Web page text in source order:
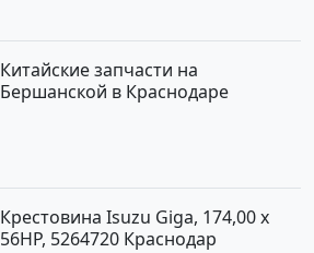
Китайские запчасти на
Бершанской в Краснодаре
Крестовина Isuzu Giga, 174,00 x
56HP, 5264720 Краснодар